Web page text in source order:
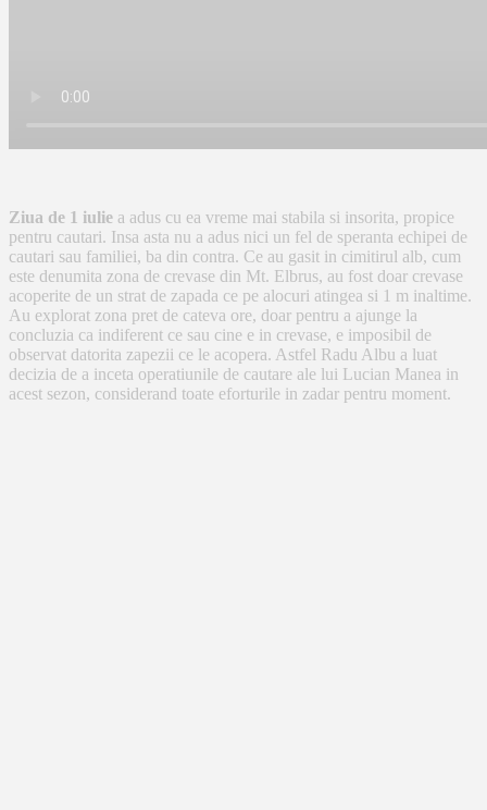
Ziua de 1 iulie a adus cu ea vreme mai stabila si insorita, propice
pentru cautari. Insa asta nu a adus nici un fel de speranta echipei de
cautari sau familiei, ba din contra. Ce au gasit in cimitirul alb, cum
este denumita zona de crevase din Mt. Elbrus, au fost doar crevase
acoperite de un strat de zapada ce pe alocuri atingea si 1 m inaltime.
Au explorat zona pret de cateva ore, doar pentru a ajunge la
concluzia ca indiferent ce sau cine e in crevase, e imposibil de
observat datorita zapezii ce le acopera. Astfel Radu Albu a luat
decizia de a inceta operatiunile de cautare ale lui Lucian Manea in
acest sezon, considerand toate eforturile in zadar pentru moment.